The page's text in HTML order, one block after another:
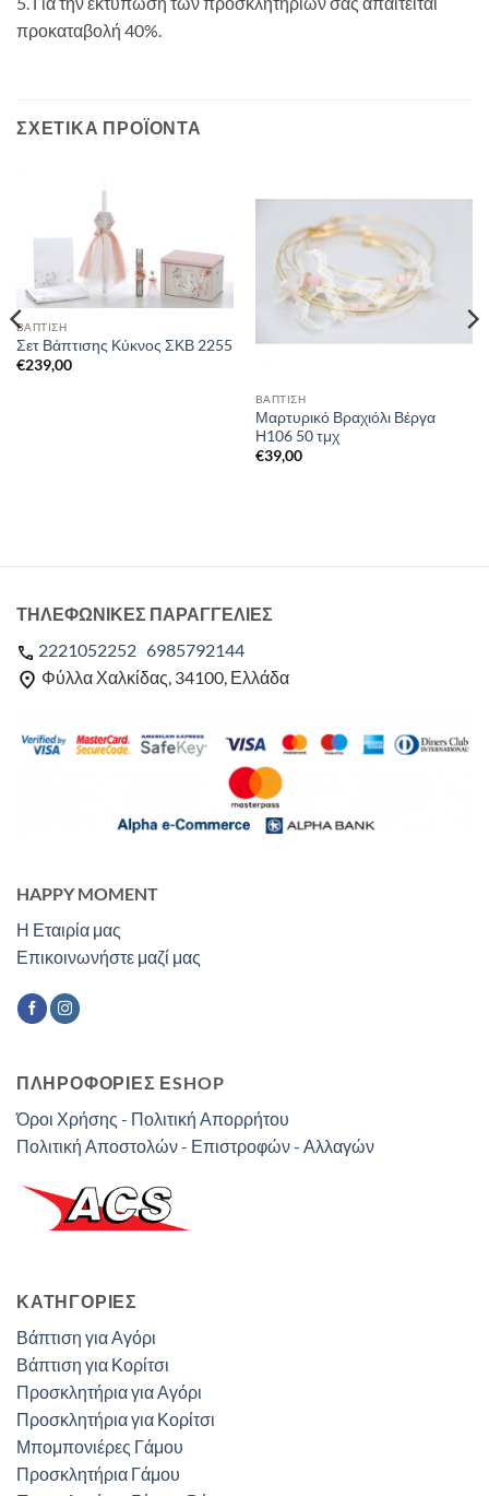
προκαταβολή 40%.
ΣΧΕΤΙΚΆ ΠΡΟΪΌΝΤΑ
ΒΑΠΤΙΣΗ
Σετ Βάπτισης Κύκνος ΣΚΒ 2255
€239,00
ΒΑΠΤΙΣΗ
Μαρτυρικό Βραχιόλι Βέργα
Η106 50 τμχ
€39,00
HAPPY MOMENT
Η Εταιρία μας
Επικοινωνήστε μαζί μας
ΠΛΗΡΟΦΟΡΙΕΣ ΕSHOP
Όροι Χρήσης - Πολιτική Απορρήτου
Πολιτική Αποστολών - Επιστροφών - Αλλαγών
ΤΗΛΕΦΩΝΙΚΕΣ ΠΑΡΑΓΓΕΛΙΕΣ
2221052252 6985792144
Φύλλα Χαλκίδας, 34100, Ελλάδα
ΚΑΤΗΓΟΡΊΕΣ
Βάπτιση για Αγόρι
Βάπτιση για Κορίτσι
Προσκλητήρια για Αγόρι
Προσκλητήρια για Κορίτσι
Μπομπονιέρες Γάμου
Προσκλητήρια Γάμου